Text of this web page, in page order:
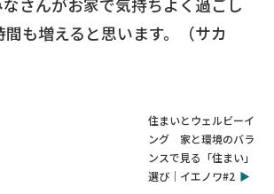
さんがお家で気持ちよく過ごし
も増えると思います。（サカ
住まいとウェルビーイ
ング 家と環境のバラ
ンスで見る「住まい」
選び｜イエノワ#2